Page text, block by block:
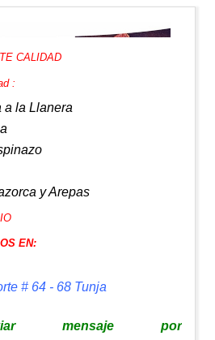
CALIDAD
:
a la Llanera
y Arepas
EN:
# 64 - 68 Tunja
mensaje por